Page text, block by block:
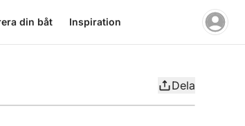
din båt Inspiration
Dela